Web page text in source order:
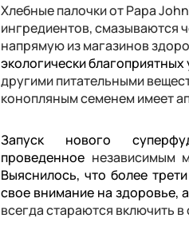
Хлебные палочки от Papa
ингредиентов, смазываются
напрямую из магазинов
экологически
другими питательными
конопляным семенем имеет
Запуск нового
проведенное независимым
Выяснилось, что более
свое внимание на здоровье, а
всегда стараются включить